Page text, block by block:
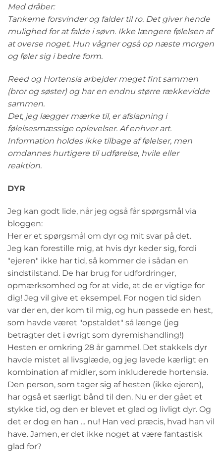
Med dråber:
Tankerne forsvinder og falder til ro. Det giver hende
mulighed for at falde i søvn. Ikke længere følelsen af
at overse noget. Hun vågner også op næste morgen
og føler sig i bedre form.
Reed og Hortensia arbejder meget fint sammen
(bror og søster) og har en endnu større rækkevidde
sammen.
Det, jeg lægger mærke til, er afslapning i
følelsesmæssige oplevelser. Af enhver art.
Information holdes ikke tilbage af følelser, men
omdannes hurtigere til udførelse, hvile eller
reaktion.
DYR
Jeg kan godt lide, når jeg også får spørgsmål via
bloggen:
Her er et spørgsmål om dyr og mit svar på det.
Jeg kan forestille mig, at hvis dyr keder sig, fordi
"ejeren" ikke har tid, så kommer de i sådan en
sindstilstand. De har brug for udfordringer,
opmærksomhed og for at vide, at de er vigtige for
dig! Jeg vil give et eksempel. For nogen tid siden
var der en, der kom til mig, og hun passede en hest,
som havde været "opstaldet" så længe (jeg
betragter det i øvrigt som dyremishandling!)
Hesten er omkring 28 år gammel. Det stakkels dyr
havde mistet al livsglæde, og jeg lavede kærligt en
kombination af midler, som inkluderede hortensia.
Den person, som tager sig af hesten (ikke ejeren),
har også et særligt bånd til den. Nu er der gået et
stykke tid, og den er blevet et glad og livligt dyr. Og
det er dog en han ... nu! Han ved præcis, hvad han vil
have. Jamen, er det ikke noget at være fantastisk
glad for?